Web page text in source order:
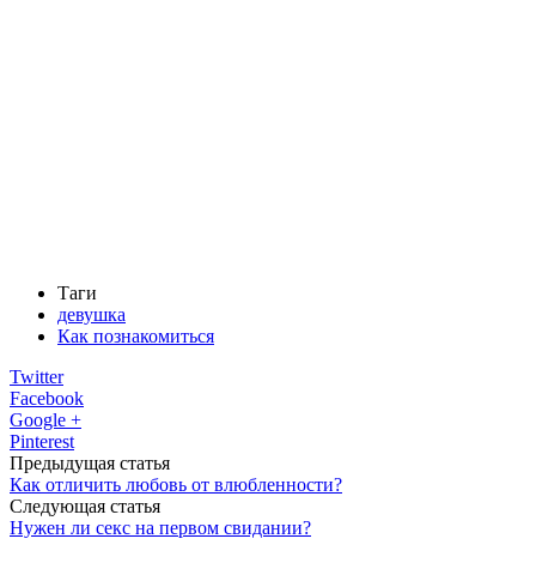
Таги
девушка
Как познакомиться
Twitter
Facebook
Google +
Pinterest
Предыдущая статья
Как отличить любовь от влюбленности?
Следующая статья
Нужен ли секс на первом свидании?